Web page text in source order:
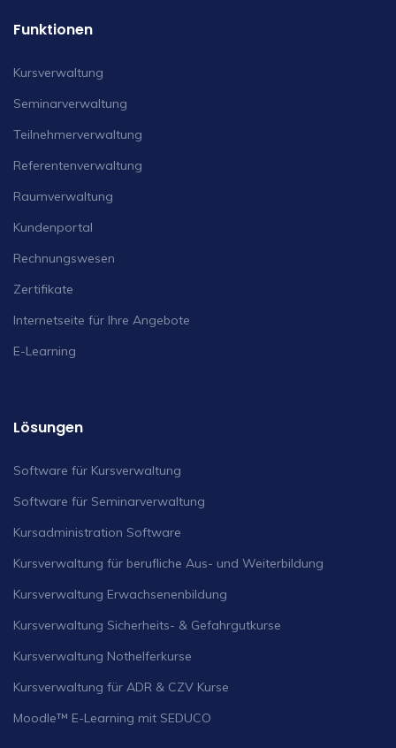
Funktionen
Kursverwaltung
Seminarverwaltung
Teilnehmerverwaltung
Referentenverwaltung
Raumverwaltung
Kundenportal
Rechnungswesen
Zertifikate
Internetseite für Ihre Angebote
E-Learning
Lösungen
Software für Kursverwaltung
Software für Seminarverwaltung
Kursadministration Software
Kursverwaltung für berufliche Aus- und Weiterbildung
Kursverwaltung Erwachsenenbildung
Kursverwaltung Sicherheits- & Gefahrgutkurse
Kursverwaltung Nothelferkurse
Kursverwaltung für ADR & CZV Kurse
Moodle™ E-Learning mit SEDUCO